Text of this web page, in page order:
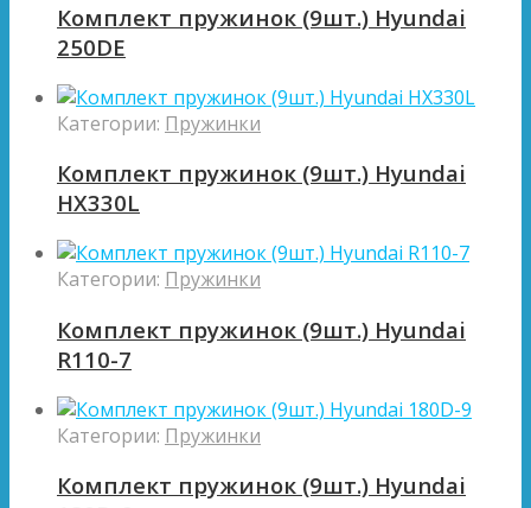
Комплект пружинок (9шт.) Hyundai
250DE
Категории: Пружинки
Комплект пружинок (9шт.) Hyundai
HX330L
Категории: Пружинки
Комплект пружинок (9шт.) Hyundai
R110-7
Категории: Пружинки
Комплект пружинок (9шт.) Hyundai